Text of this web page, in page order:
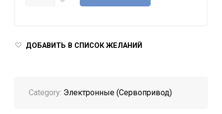
ДОБАВИТЬ В СПИСОК ЖЕЛАНИЙ
Category: Электронные (Сервопривод)